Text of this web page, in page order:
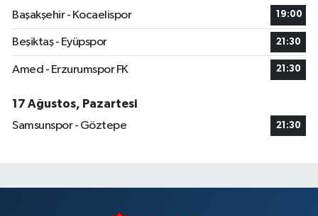
Başakşehir - Kocaelispor
19:00
Beşiktaş - Eyüpspor 21:30
Amed - Erzurumspor FK 21:30
17 Ağustos, Pazartesi
Samsunspor - Göztepe
21:30